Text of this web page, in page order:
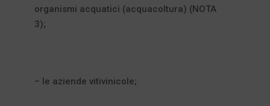
organismi acquatici (acquacoltura) (NOTA
3);
– le aziende vitivinicole;